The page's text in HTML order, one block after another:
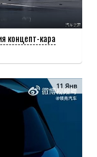
концепт-кара
11 Янв